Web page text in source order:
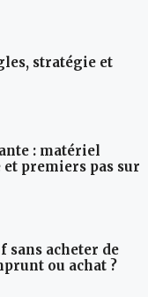
stratégie et
: matériel
premiers pas sur
sans acheter de
ou achat ?